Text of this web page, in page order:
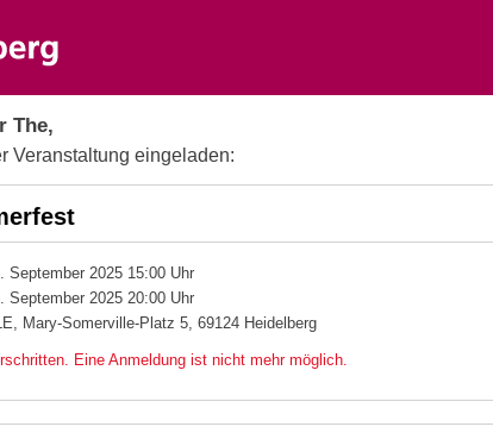
The,
Veranstaltung eingeladen:
September 2025 15:00 Uhr
September 2025 20:00 Uhr
Mary-Somerville-Platz 5, 69124 Heidelberg
Eine Anmeldung ist nicht mehr möglich.